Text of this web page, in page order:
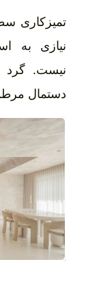
تمیزکاری
نیازی به
نیست. گرد
دستمال